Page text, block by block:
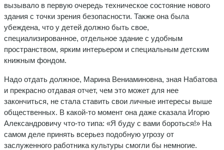
вызывало в первую очередь техническое состояние нового
здания с точки зрения безопасности. Также она была
убеждена, что у детей должно быть свое,
специализированное, отдельное здание с удобным
пространством, ярким интерьером и специальным детским
книжным фондом.
Надо отдать должное, Марина Вениаминовна, зная Набатова
и прекрасно отдавая отчет, чем это может для нее
закончиться, не стала ставить свои личные интересы выше
общественных. В какой-то момент она даже сказала Игорю
Александровичу что-то типа: «Я буду с вами бороться!» На
самом деле принять всерьез подобную угрозу от
заслуженного работника культуры смогли бы немногие.